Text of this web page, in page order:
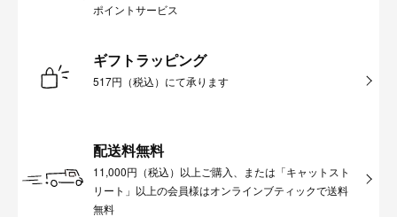
ポイントサービス
ギフトラッピング
517円（税込）にて承ります
配送料無料
11,000円（税込）以上ご購入、または「キャットスト
リート」以上の会員様はオンラインブティックで送料
無料